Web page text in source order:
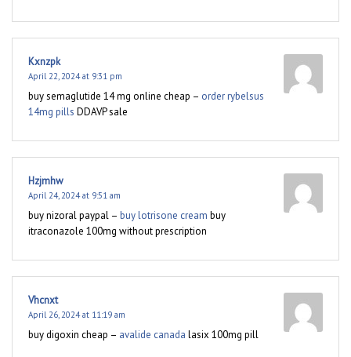
Kxnzpk
April 22, 2024 at 9:31 pm
buy semaglutide 14 mg online cheap – order rybelsus
14mg pills DDAVP sale
Hzjmhw
April 24, 2024 at 9:51 am
buy nizoral paypal – buy lotrisone cream buy
itraconazole 100mg without prescription
Vhcnxt
April 26, 2024 at 11:19 am
buy digoxin cheap – avalide canada lasix 100mg pill